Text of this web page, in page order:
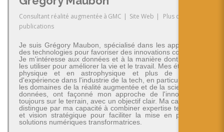
Consultant réalité augmentée à GMC | Site Web |
Plus de
publications
Je suis Grégory Maubon, spécialisé dans les applications
des technologies pour favoriser des innovations concrètes.
Je m'intéresse aux données et à la manière dont on peut
les utiliser pour améliorer la vie et le travail. Mes études en
physique et en astrophysique et plus de 30 ans
d'expérience dans l'industrie de la tech, en particulier dans
les domaines de la réalité augmentée et de la science des
données, ont façonné mon approche de l'innovation -
toujours sur le terrain, avec un objectif clair. Ma carrière se
distingue par ma capacité à combiner expertise technique
et vision stratégique pour faciliter la mise en place de
solutions numériques transformatrices.